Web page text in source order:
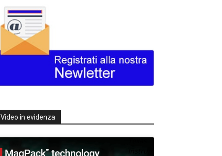
Video in evidenza
Texas